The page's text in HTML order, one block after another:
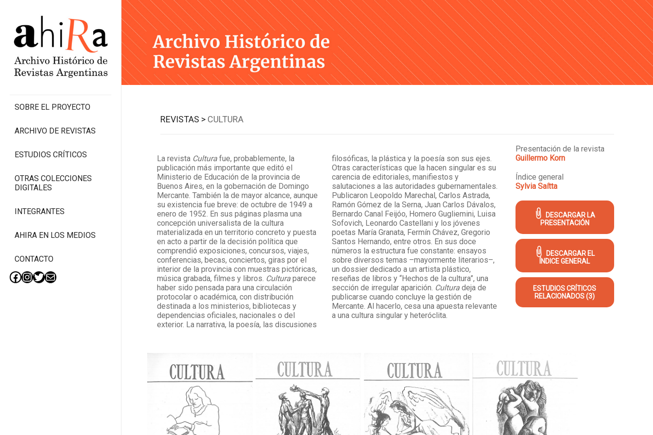
Skip
to
content
SOBRE EL PROYECTO
ARCHIVO DE REVISTAS
ESTUDIOS CRÍTICOS
OTRAS COLECCIONES
DIGITALES
INTEGRANTES
AHIRA EN LOS MEDIOS
CONTACTO
Facebook
Instagram
Twitter
Mail
REVISTAS > CULTURA
La revista Cultura fue, probablemente, la
publicación más importante que editó el
Ministerio de Educación de la provincia de
Buenos Aires, en la gobernación de Domingo
Mercante. También la de mayor alcance, aunque
su existencia fue breve: de octubre de 1949 a
enero de 1952. En sus páginas plasma una
concepción universalista de la cultura
materializada en un territorio concreto y puesta
en acto a partir de la decisión política que
comprendió exposiciones, concursos, viajes,
conferencias, becas, conciertos, giras por el
interior de la provincia con muestras pictóricas,
música grabada, filmes y libros. Cultura parece
haber sido pensada para una circulación
protocolar o académica, con distribución
destinada a los ministerios, bibliotecas y
dependencias oficiales, nacionales o del
exterior. La narrativa, la poesía, las discusiones
filosóficas, la plástica y la poesía son sus ejes.
Otras características que la hacen singular es su
carencia de editoriales, manifiestos y
salutaciones a las autoridades gubernamentales.
Publicaron Leopoldo Marechal, Carlos Astrada,
Ramón Gómez de la Serna, Juan Carlos Dávalos,
Bernardo Canal Feijóo, Homero Gugliemini, Luisa
Sofovich, Leonardo Castellani y los jóvenes
poetas María Granata, Fermín Chávez, Gregorio
Santos Hernando, entre otros. En sus doce
números la estructura fue constante: ensayos
sobre diversos temas –mayormente literarios–,
un dossier dedicado a un artista plástico,
reseñas de libros y “Hechos de la cultura”, una
sección de irregular aparición. Cultura deja de
publicarse cuando concluye la gestión de
Mercante. Al hacerlo, cesa una apuesta relevante
a una cultura singular y heteróclita.
Presentación de la revista
Guillermo Korn
Índice general
Sylvia Saítta
DESCARGAR LA
PRESENTACIÓN
DESCARGAR EL
ÍNDICE GENERAL
ESTUDIOS CRÍTICOS
RELACIONADOS (3)